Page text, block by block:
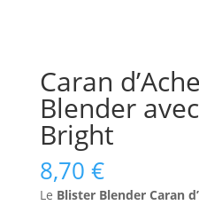
Caran
Blender
Bright
8,70 €
Le Blister Blender Caran